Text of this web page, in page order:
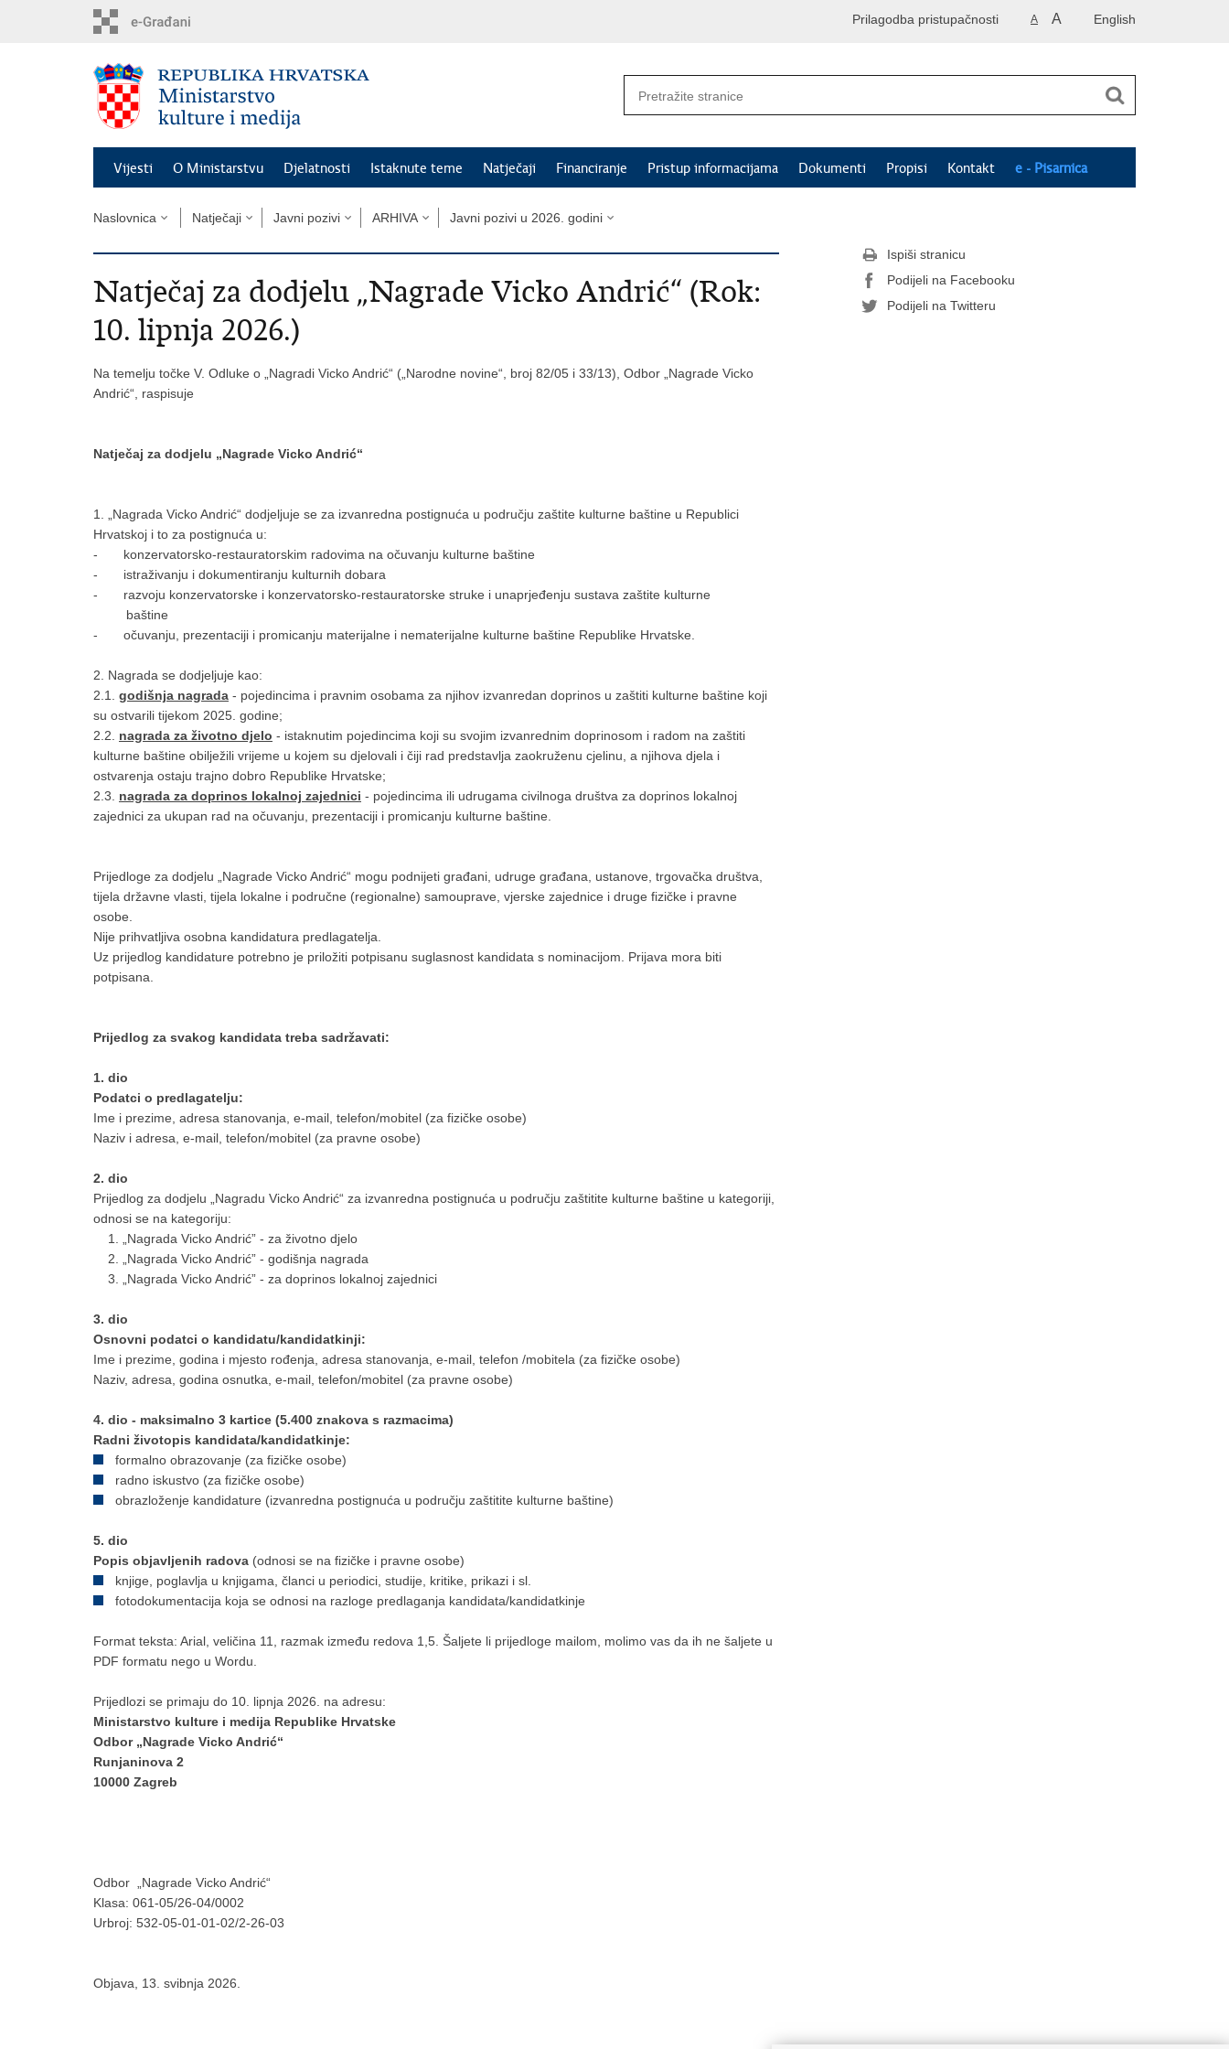
English
A A
Prilagodba pristupačnosti
Vijesti O Ministarstvu Djelatnosti Istaknute teme Natječaji Financiranje Pristup informacijama Dokumenti Propisi Kontakt e - Pisarnica
Naslovnica Natječaji Javni pozivi ARHIVA Javni pozivi u 2026. godini
Natječaj za dodjelu „Nagrade Vicko Andrić“ (Rok:
10. lipnja 2026.)
Na temelju točke V. Odluke o „Nagradi Vicko Andrić“ („Narodne novine“, broj 82/05 i 33/13), Odbor „Nagrade Vicko
Andrić“, raspisuje
Natječaj za dodjelu „Nagrade Vicko Andrić“
1. „Nagrada Vicko Andrić“ dodjeljuje se za izvanredna postignuća u području zaštite kulturne baštine u Republici
Hrvatskoj i to za postignuća u:
- konzervatorsko-restauratorskim radovima na očuvanju kulturne baštine
- istraživanju i dokumentiranju kulturnih dobara
- razvoju konzervatorske i konzervatorsko-restauratorske struke i unaprjeđenju sustava zaštite kulturne
baštine
- očuvanju, prezentaciji i promicanju materijalne i nematerijalne kulturne baštine Republike Hrvatske.
2. Nagrada se dodjeljuje kao:
2.1. godišnja nagrada - pojedincima i pravnim osobama za njihov izvanredan doprinos u zaštiti kulturne baštine koji
su ostvarili tijekom 2025. godine;
2.2. nagrada za životno djelo - istaknutim pojedincima koji su svojim izvanrednim doprinosom i radom na zaštiti
kulturne baštine obilježili vrijeme u kojem su djelovali i čiji rad predstavlja zaokruženu cjelinu, a njihova djela i
ostvarenja ostaju trajno dobro Republike Hrvatske;
2.3. nagrada za doprinos lokalnoj zajednici - pojedincima ili udrugama civilnoga društva za doprinos lokalnoj
zajednici za ukupan rad na očuvanju, prezentaciji i promicanju kulturne baštine.
Prijedloge za dodjelu „Nagrade Vicko Andrić“ mogu podnijeti građani, udruge građana, ustanove, trgovačka društva,
tijela državne vlasti, tijela lokalne i područne (regionalne) samouprave, vjerske zajednice i druge fizičke i pravne
osobe.
Nije prihvatljiva osobna kandidatura predlagatelja.
Uz prijedlog kandidature potrebno je priložiti potpisanu suglasnost kandidata s nominacijom. Prijava mora biti
potpisana.
Prijedlog za svakog kandidata treba sadržavati:
1. dio
Podatci o predlagatelju:
Ime i prezime, adresa stanovanja, e-mail, telefon/mobitel (za fizičke osobe)
Naziv i adresa, e-mail, telefon/mobitel (za pravne osobe)
2. dio
Prijedlog za dodjelu „Nagradu Vicko Andrić“ za izvanredna postignuća u području zaštitite kulturne baštine u kategoriji,
odnosi se na kategoriju:
„Nagrada Vicko Andrić” - za životno djelo
„Nagrada Vicko Andrić” - godišnja nagrada
„Nagrada Vicko Andrić” - za doprinos lokalnoj zajednici
3. dio
Osnovni podatci o kandidatu/kandidatkinji:
Ime i prezime, godina i mjesto rođenja, adresa stanovanja, e-mail, telefon /mobitela (za fizičke osobe)
Naziv, adresa, godina osnutka, e-mail, telefon/mobitel (za pravne osobe)
4. dio - maksimalno 3 kartice (5.400 znakova s razmacima)
Radni životopis kandidata/kandidatkinje:
formalno obrazovanje (za fizičke osobe)
radno iskustvo (za fizičke osobe)
obrazloženje kandidature (izvanredna postignuća u području zaštitite kulturne baštine)
5. dio
Popis objavljenih radova (odnosi se na fizičke i pravne osobe)
knjige, poglavlja u knjigama, članci u periodici, studije, kritike, prikazi i sl.
fotodokumentacija koja se odnosi na razloge predlaganja kandidata/kandidatkinje
Format teksta: Arial, veličina 11, razmak između redova 1,5. Šaljete li prijedloge mailom, molimo vas da ih ne šaljete u
PDF formatu nego u Wordu.
Prijedlozi se primaju do 10. lipnja 2026. na adresu:
Ministarstvo kulture i medija Republike Hrvatske
Odbor „Nagrade Vicko Andrić“
Runjaninova 2
10000 Zagreb
Odbor „Nagrade Vicko Andrić“
Klasa: 061-05/26-04/0002
Urbroj: 532-05-01-01-02/2-26-03
Objava, 13. svibnja 2026.
Ispiši stranicu
Podijeli na Facebooku
Podijeli na Twitteru